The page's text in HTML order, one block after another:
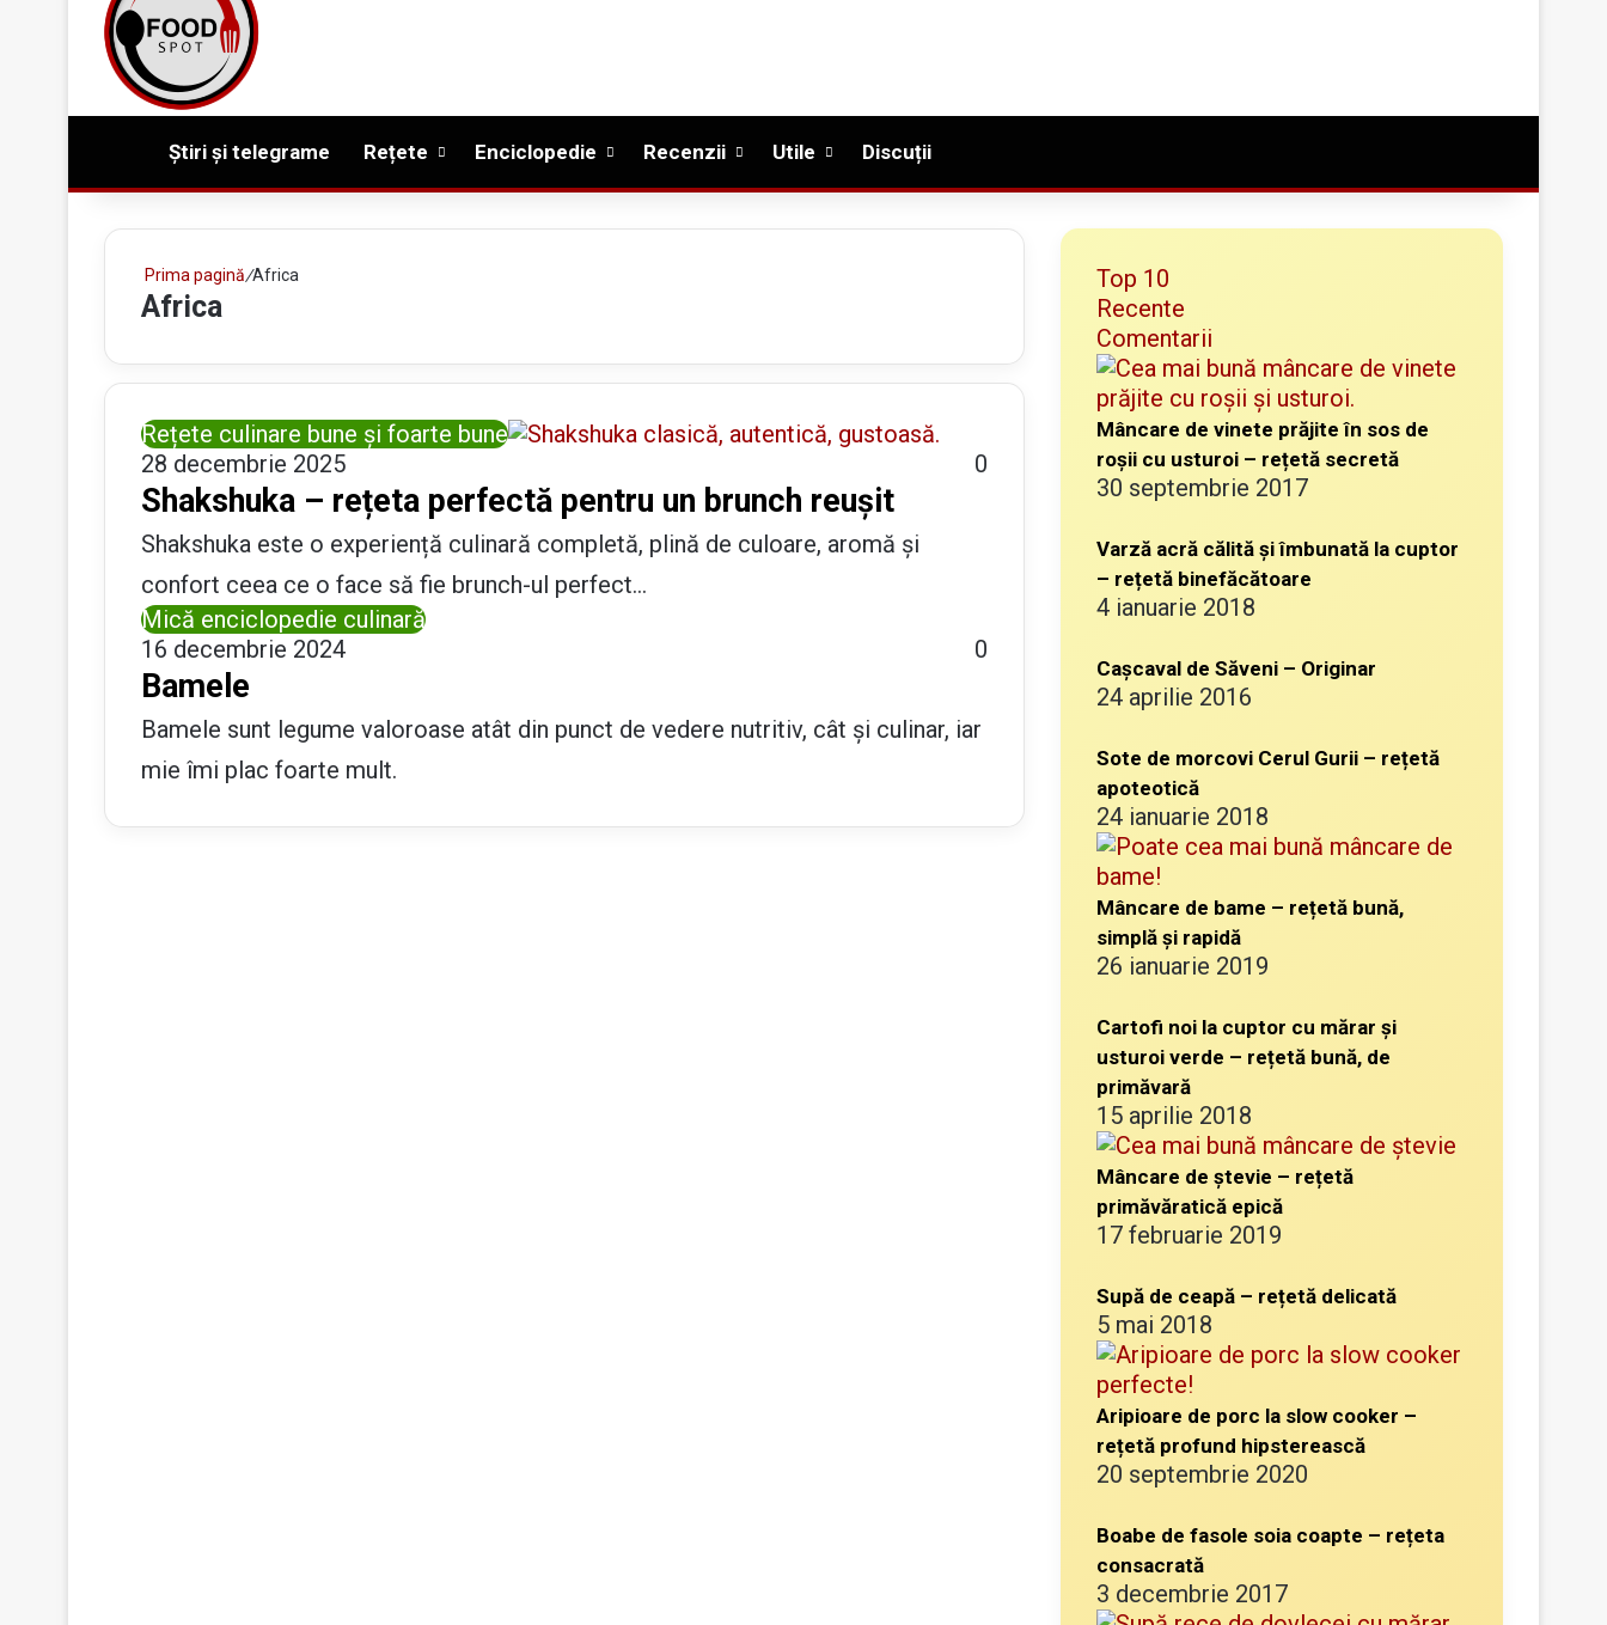
Prima pagină
Știri și telegrame Rețete Enciclopedie Recenzii Utile Discuții
Prima pagină/Africa
Africa
Rețete culinare bune și foarte bune
28 decembrie 2025
0
Shakshuka – rețeta perfectă pentru un brunch reușit
Shakshuka este o experiență culinară completă, plină de culoare, aromă și
confort ceea ce o face să fie brunch-ul perfect…
Mică enciclopedie culinară
16 decembrie 2024
0
Bamele
Bamele sunt legume valoroase atât din punct de vedere nutritiv, cât și culinar, iar
mie îmi plac foarte mult.
Top 10
Recente
Comentarii
Mâncare de vinete prăjite în sos de
roșii cu usturoi – rețetă secretă
30 septembrie 2017
Varză acră călită și îmbunată la cuptor
– rețetă binefăcătoare
4 ianuarie 2018
Cașcaval de Săveni – Originar
24 aprilie 2016
Sote de morcovi Cerul Gurii – rețetă
apoteotică
24 ianuarie 2018
Mâncare de bame – rețetă bună,
simplă și rapidă
26 ianuarie 2019
Cartofi noi la cuptor cu mărar și
usturoi verde – rețetă bună, de
primăvară
15 aprilie 2018
Mâncare de ștevie – rețetă
primăvăratică epică
17 februarie 2019
Supă de ceapă – rețetă delicată
5 mai 2018
Aripioare de porc la slow cooker –
rețetă profund hipsterească
20 septembrie 2020
Boabe de fasole soia coapte – rețeta
consacrată
3 decembrie 2017